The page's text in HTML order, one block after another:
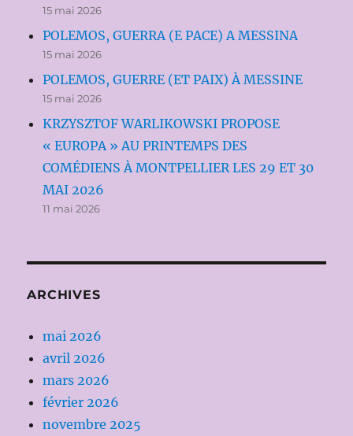
15 mai 2026
POLEMOS, GUERRA (E PACE) A MESSINA
15 mai 2026
POLEMOS, GUERRE (ET PAIX) À MESSINE
15 mai 2026
KRZYSZTOF WARLIKOWSKI PROPOSE
« EUROPA » AU PRINTEMPS DES
COMÉDIENS À MONTPELLIER LES 29 ET 30
MAI 2026
11 mai 2026
ARCHIVES
mai 2026
avril 2026
mars 2026
février 2026
novembre 2025